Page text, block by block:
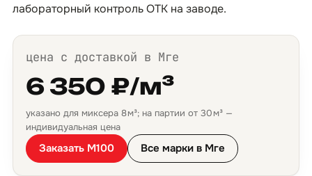
лабораторный контроль ОТК на заводе.
цена с доставкой в Мге
6 350 ₽/м³
указано для миксера 8 м³; на партии от 30 м³ —
индивидуальная цена
Заказать М100 Все марки в Мге